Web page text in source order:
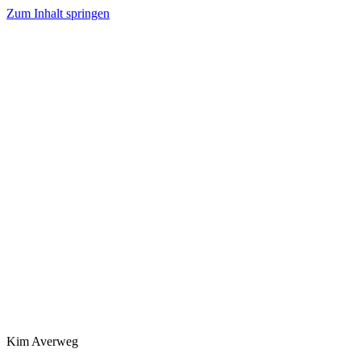
Zum Inhalt springen
Kim Averweg